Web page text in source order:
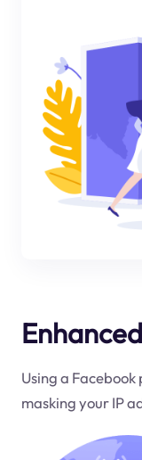
Using a
masking your IP